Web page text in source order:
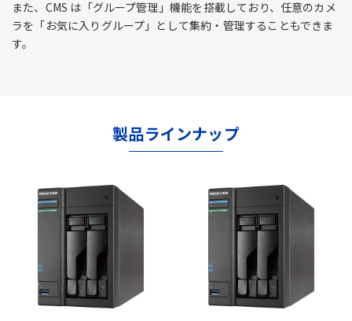
また、CMS は「グループ管理」機能を搭載しており、任意のカメ
ラを「お気に入りグループ」として集約・管理することもできま
す。
製品ラインナップ